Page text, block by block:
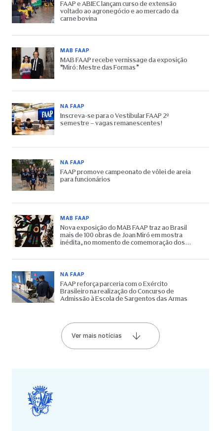
FAAP e ABIEC lançam curso de extensão
voltado ao agronegócio e ao mercado da
carne bovina
MAB FAAP
MAB FAAP recebe vernissage da exposição
“Miró: Mestre das Formas”
NA FAAP
Inscreva-se para o Vestibular FAAP 2º
semestre – vagas remanescentes!
NA FAAP
FAAP promove campeonato de vôlei de areia
para funcionários
MAB FAAP
Nova exposição do MAB FAAP traz ao Brasil
mais de 100 obras de Joan Miró em mostra
inédita, no momento de comemoração dos
NA FAAP
FAAP reforça parceria com o Exército
Brasileiro na realização do Concurso de
Admissão à Escola de Sargentos das Armas
Ver mais notícias